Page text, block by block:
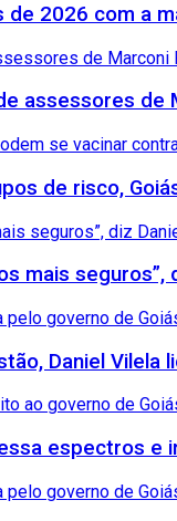
de 2026 com a
assessores de
de risco,
mais
Daniel
espectros e